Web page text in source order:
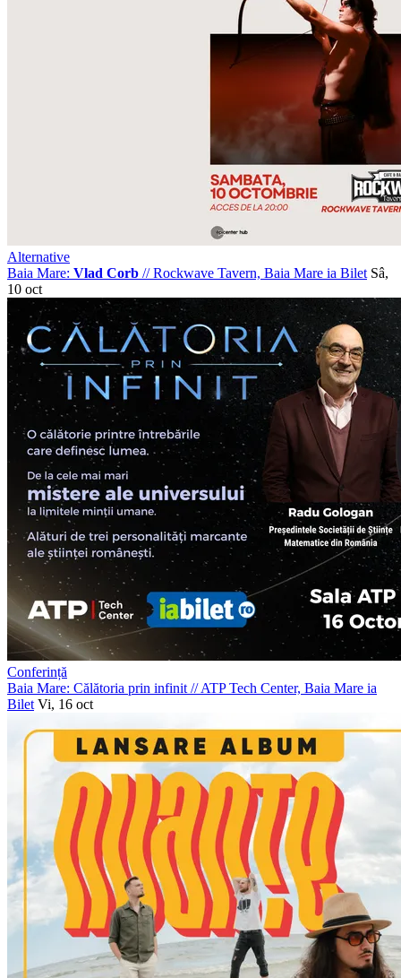
Alternative
Baia Mare: Vlad Corb //Rockwave Tavern, Baia Mare ia Bilet Sâ,
10 oct
Conferință
Baia Mare: Călătoria prin infinit //ATP Tech Center, Baia Mare ia
Bilet Vi, 16 oct